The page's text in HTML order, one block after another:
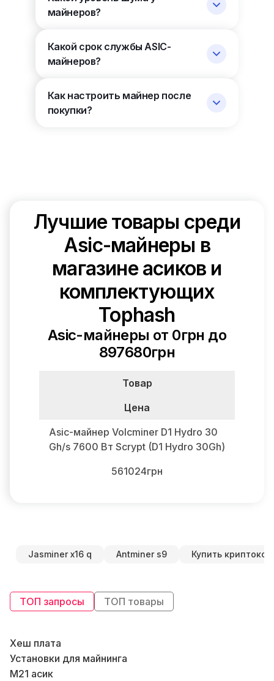
майнеров?
Какой срок службы ASIC-
майнеров?
Как настроить майнер после
покупки?
Лучшие товары среди
Asic-майнеры в
магазине асиков и
комплектующих
Tophash
Asic-майнеры от 0грн до
897680грн
Товар
Цена
Asic-майнер Volcminer D1 Hydro 30
Gh/s 7600 Вт Scrypt (D1 Hydro 30Gh)
561024грн
Jasminer x16 q Antminer s9 Купить
ТОП запросы ТОП товары
Хеш плата
Установки для майнинга
М21 асик